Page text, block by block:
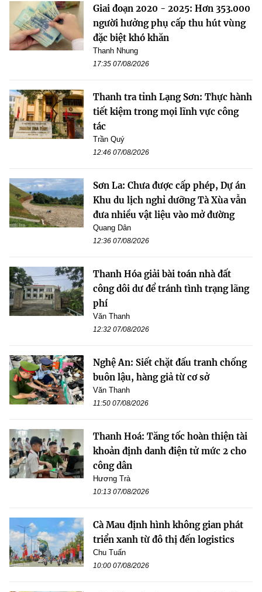
Giai đoạn 2020 - 2025: Hơn 353.000
người hưởng phụ cấp thu hút vùng
đặc biệt khó khăn
Thanh Nhung
17:35 07/08/2026
Thanh tra tỉnh Lạng Sơn: Thực hành
tiết kiệm trong mọi lĩnh vực công
tác
Trần Quý
12:46 07/08/2026
Sơn La: Chưa được cấp phép, Dự án
Khu du lịch nghỉ dưỡng Tà Xùa vẫn
đưa nhiều vật liệu vào mở đường
Quang Dân
12:36 07/08/2026
Thanh Hóa giải bài toán nhà đất
công dôi dư để tránh tình trạng lãng
phí
Văn Thanh
12:32 07/08/2026
Nghệ An: Siết chặt đấu tranh chống
buôn lậu, hàng giả từ cơ sở
Văn Thanh
11:50 07/08/2026
Thanh Hoá: Tăng tốc hoàn thiện tài
khoản định danh điện tử mức 2 cho
công dân
Hương Trà
10:13 07/08/2026
Cà Mau định hình không gian phát
triển xanh từ đô thị đến logistics
Chu Tuấn
10:00 07/08/2026